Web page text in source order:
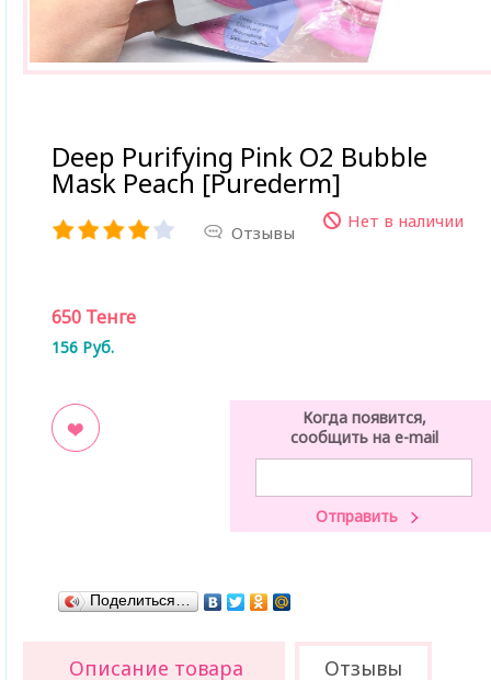
Deep Purifying Pink O2 Bubble
Mask Peach [Purederm]
Отзывы
Нет в наличии
650 Тенге
156 Руб.
Когда появится,
сообщить на e-mail
Поделиться…
Описание товара Отзывы